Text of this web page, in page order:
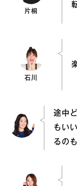
片桐
石川
途中
もい
るの